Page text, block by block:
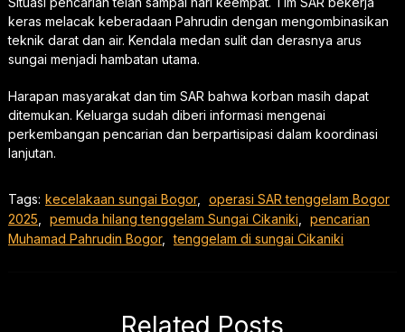
keras melacak keberadaan Pahrudin dengan mengombinasikan
teknik darat dan air. Kendala medan sulit dan derasnya arus
sungai menjadi hambatan utama.
Harapan masyarakat dan tim SAR bahwa korban masih dapat
ditemukan. Keluarga sudah diberi informasi mengenai
perkembangan pencarian dan berpartisipasi dalam koordinasi
lanjutan.
Tags: kecelakaan sungai Bogor,
operasi SAR tenggelam Bogor
2025
pemuda hilang tenggelam Sungai Cikaniki
pencarian
Muhamad Pahrudin Bogor, tenggelam di sungai Cikaniki
Related Posts